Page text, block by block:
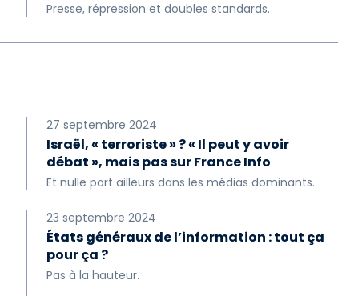
Presse, répression et doubles standards.
27 septembre 2024
Israël, « terroriste » ? « Il peut y avoir
débat », mais pas sur France Info
Et nulle part ailleurs dans les médias dominants.
23 septembre 2024
États généraux de l’information : tout ça
pour ça ?
Pas à la hauteur.